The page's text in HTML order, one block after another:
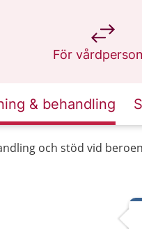
För
på 1177.se
& behandling
och stöd vid